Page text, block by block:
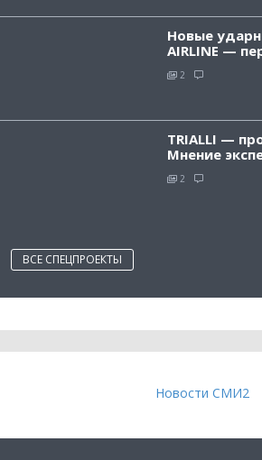
Новые
AIRLINE —
2
TRIALLI —
Мнение
2
ВСЕ СПЕЦПРОЕКТЫ
Новости СМИ2